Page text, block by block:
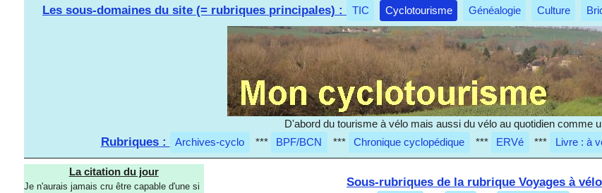
Les sous-domaines du site (= rubriques principales) : TIC Cyclotourisme Généalogie Culture
D'abord du tourisme à vélo mais aussi du vélo au quotidien comme
Rubriques : Archives-cyclo *** BPF/BCN *** Chronique cyclopédique *** ERVé *** Livre : à
La citation du jour
Je n'aurais jamais cru être capable d'une si
Sous-rubriques de la rubrique Voyages à vélo